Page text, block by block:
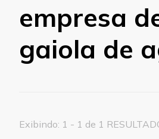
empresa
gaiola de
Exibindo: 1 - 1 de 1